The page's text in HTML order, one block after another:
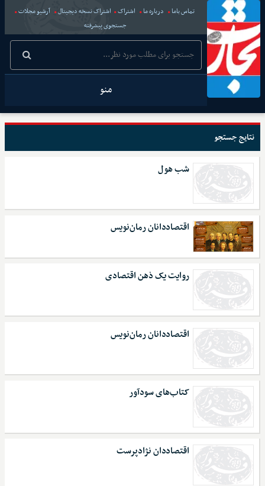
تماس باما درباره ما اشتراک اشتراک نسخه دیجیتال
آرشیو مجلات
جستجوی پیشرفته
منو
نتایج جستجو
شب هول
اقتصاددانان رمان‌نویس
روایت یک ذهن اقتصادی
اقتصاددانان رمان‌نویس
کتاب‌های سودآور
اقتصاددان نژادپرست